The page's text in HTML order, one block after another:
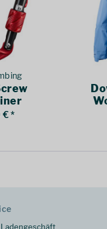
€ *
Ladengeschäft